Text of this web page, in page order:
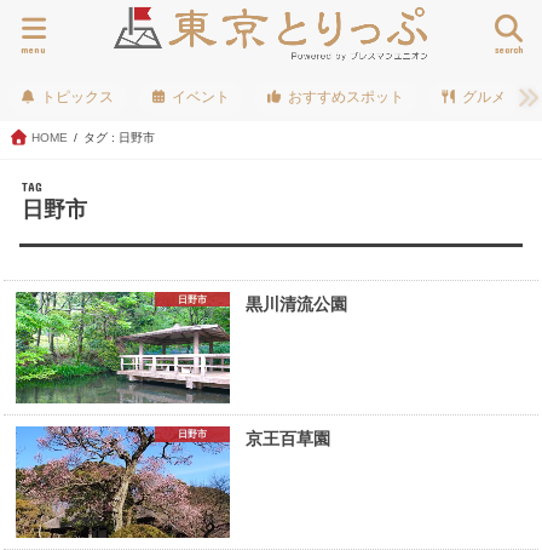
search
menu
トピックス イベント おすすめスポット グルメ
HOME タグ : 日野市
TAG
日野市
日野市 黒川清流公園
日野市 京王百草園